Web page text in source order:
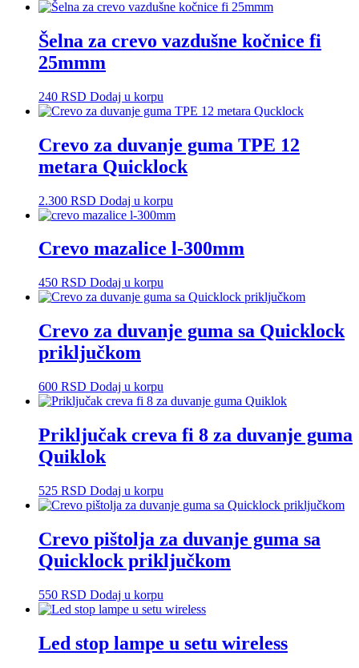
Šelna za crevo vazdušne kočnice fi
25mmm
240 RSD Dodaj u korpu
Crevo za duvanje guma TPE 12
metara Quicklock
2.300 RSD Dodaj u korpu
Crevo mazalice l-300mm
450 RSD Dodaj u korpu
Crevo za duvanje guma sa Quicklock
priključkom
600 RSD Dodaj u korpu
Priključak creva fi 8 za duvanje guma
Quiklok
525 RSD Dodaj u korpu
Crevo pištolja za duvanje guma sa
Quicklock priključkom
550 RSD Dodaj u korpu
Led stop lampe u setu wireless